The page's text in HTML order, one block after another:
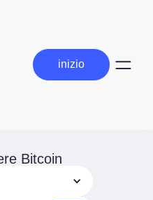
inizio
inizio
Bitcoin